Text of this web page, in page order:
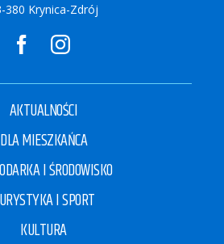
380 Krynica-Zdrój
AKTUALNOŚCI
DLA MIESZKAŃCA
I ŚRODOWISKO
I SPORT
KULTURA